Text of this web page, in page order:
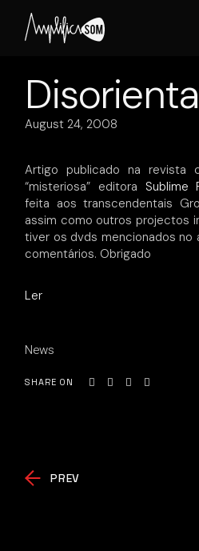
content
August 24, 2008
Artigo publicado na revista
“misteriosa” editora Sublime
feita aos transcendentais
assim como outros projectos
tiver os dvds mencionados no
comentários. Obrigado
Ler
News
SHARE ON
PREV